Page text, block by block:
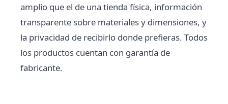
amplio que el de una tienda física, información
transparente sobre materiales y dimensiones, y
la privacidad de recibirlo donde prefieras. Todos
los productos cuentan con garantía de
fabricante.